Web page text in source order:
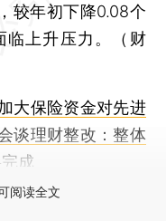
较年初下降0.08个
临上升压力。（财
大保险资金对先进
谈理财整改：整体
成
阅读全文